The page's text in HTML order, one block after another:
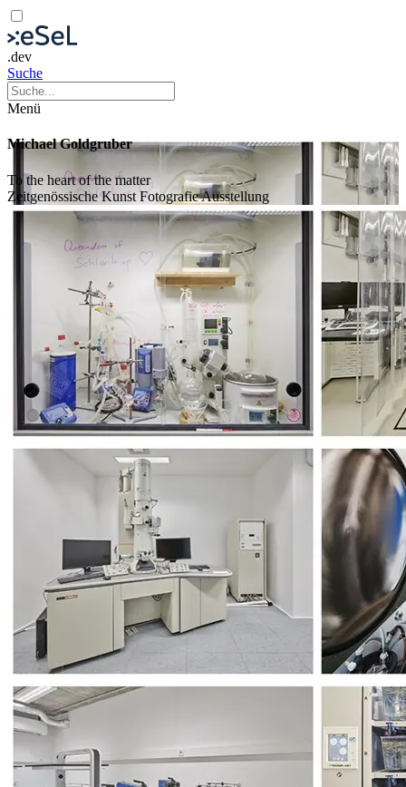
.dev
Suche
Menü
Michael Goldgruber
To the heart of the matter
Zeitgenössische Kunst FotografieAusstellung